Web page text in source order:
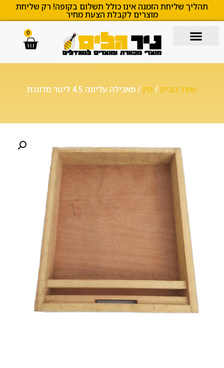
תהליך שליחת הזמנה אינו כולל תשלום בקופה! רק שליחת
מוצרים לקבלת הצעת מחיר
0
עמוד הבית/ סין/ מאכילה עליונה 4.5 ליטר מדונגת